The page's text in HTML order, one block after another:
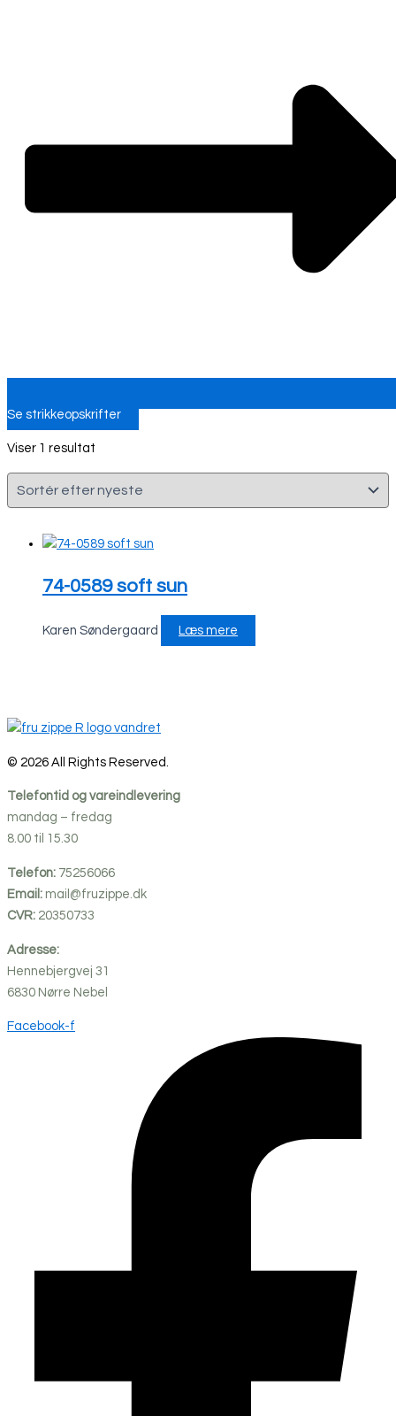
Se strikkeopskrifter
Viser 1 resultat
74-0589 soft sun
Karen Søndergaard Læs mere
© 2026 All Rights Reserved.
Telefontid og vareindlevering
mandag – fredag
8.00 til 15.30
Telefon: 75256066
Email: mail@fruzippe.dk
CVR: 20350733
Adresse:
Hennebjergvej 31
6830 Nørre Nebel
Facebook-f